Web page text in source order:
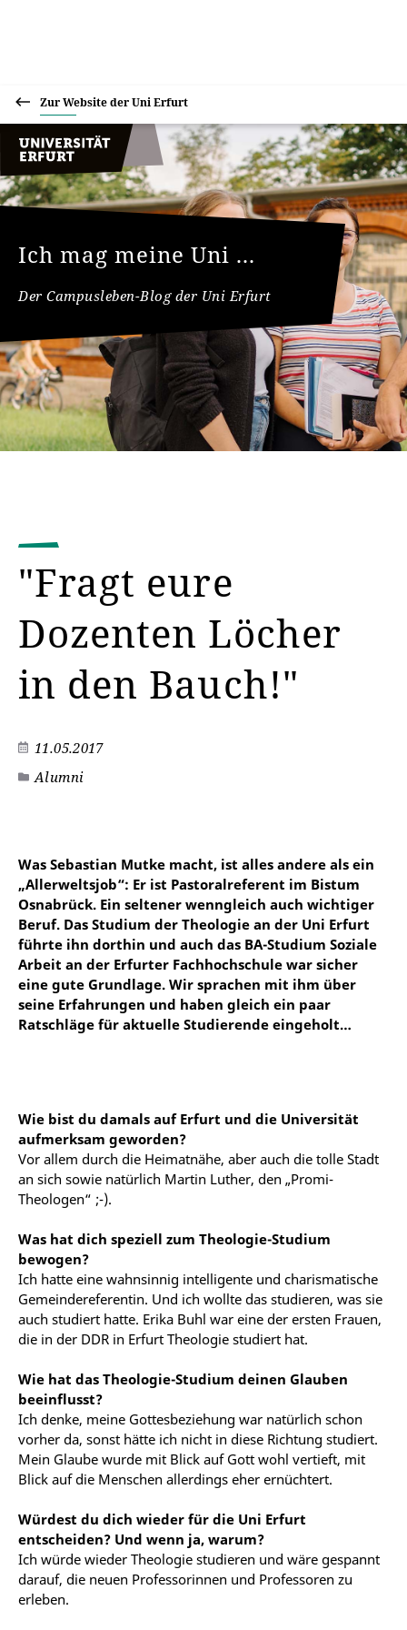
Zur Website der Uni Erfurt
Ich mag meine Uni ...
Der Campusleben-Blog der Uni Erfurt
"Fragt eure
Dozenten Löcher
in den Bauch!"
11.05.2017
Alumni
Was Sebastian Mutke macht, ist alles andere als ein
„Allerweltsjob“: Er ist Pastoralreferent im Bistum
Osnabrück. Ein seltener wenngleich auch wichtiger
Beruf. Das Studium der Theologie an der Uni Erfurt
führte ihn dorthin und auch das BA-Studium Soziale
Arbeit an der Erfurter Fachhochschule war sicher
eine gute Grundlage. Wir sprachen mit ihm über
seine Erfahrungen und haben gleich ein paar
Ratschläge für aktuelle Studierende eingeholt…
Wie bist du damals auf Erfurt und die Universität
aufmerksam geworden?
Vor allem durch die Heimatnähe, aber auch die tolle Stadt
an sich sowie natürlich Martin Luther, den „Promi-
Theologen“ ;-).
Was hat dich speziell zum Theologie-Studium
bewogen?
Ich hatte eine wahnsinnig intelligente und charismatische
Gemeindereferentin. Und ich wollte das studieren, was sie
auch studiert hatte. Erika Buhl war eine der ersten Frauen,
die in der DDR in Erfurt Theologie studiert hat.
Wie hat das Theologie-Studium deinen Glauben
beeinflusst?
Ich denke, meine Gottesbeziehung war natürlich schon
vorher da, sonst hätte ich nicht in diese Richtung studiert.
Mein Glaube wurde mit Blick auf Gott wohl vertieft, mit
Blick auf die Menschen allerdings eher ernüchtert.
Würdest du dich wieder für die Uni Erfurt
entscheiden? Und wenn ja, warum?
Ich würde wieder Theologie studieren und wäre gespannt
darauf, die neuen Professorinnen und Professoren zu
erleben.